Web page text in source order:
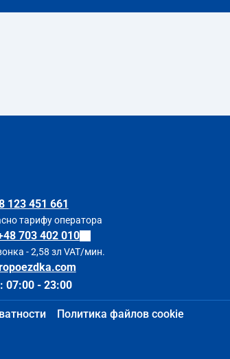
123 451 661
тарифу оператора
703 402 010
- 2,58 зл VAT/мин.
07:00 - 23:00
Политика файлов cookie